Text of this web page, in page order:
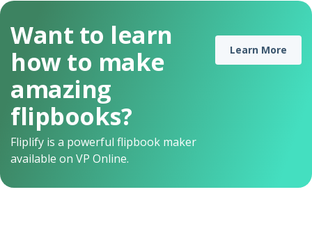
Want to learn
how to make
amazing
flipbooks?
Fliplify is a powerful flipbook maker
available on VP Online.
Learn More